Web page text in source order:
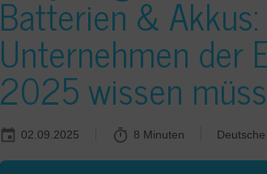
Batterien &
Unternehmen der
2025 wissen
02.09.2025 8 Minuten